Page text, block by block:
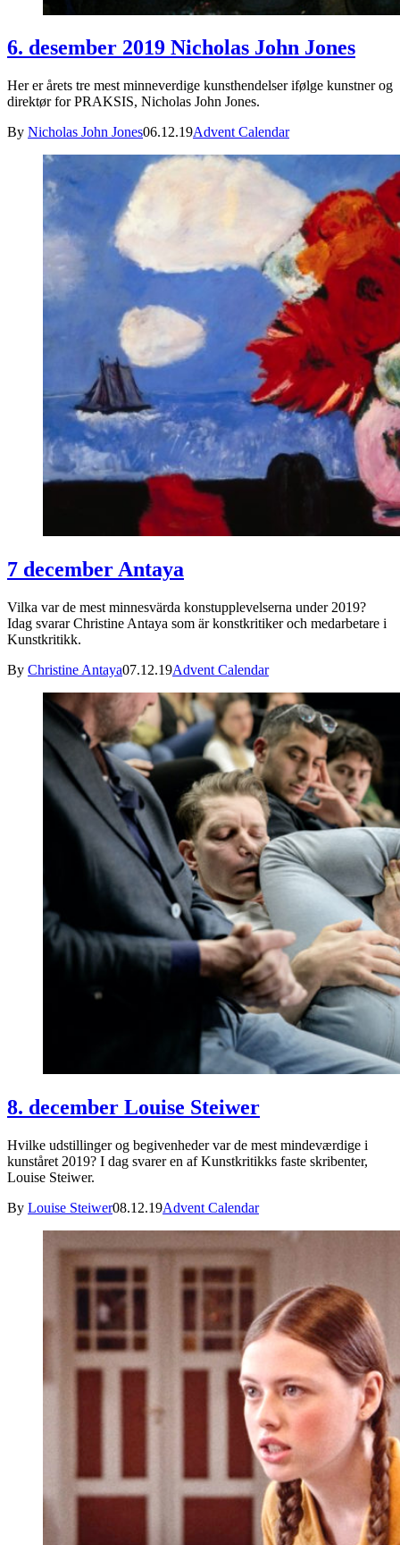
6. desember 2019 Nicholas John Jones
Her er årets tre mest minneverdige kunsthendelser ifølge kunstner og
direktør for PRAKSIS, Nicholas John Jones.
By Nicholas John Jones06.12.19Advent Calendar
7 december Antaya
Vilka var de mest minnesvärda konstupplevelserna under 2019?
Idag svarar Christine Antaya som är konstkritiker och medarbetare i
Kunstkritikk.
By Christine Antaya07.12.19Advent Calendar
8. december Louise Steiwer
Hvilke udstillinger og begivenheder var de mest mindeværdige i
kunståret 2019? I dag svarer en af Kunstkritikks faste skribenter,
Louise Steiwer.
By Louise Steiwer08.12.19Advent Calendar